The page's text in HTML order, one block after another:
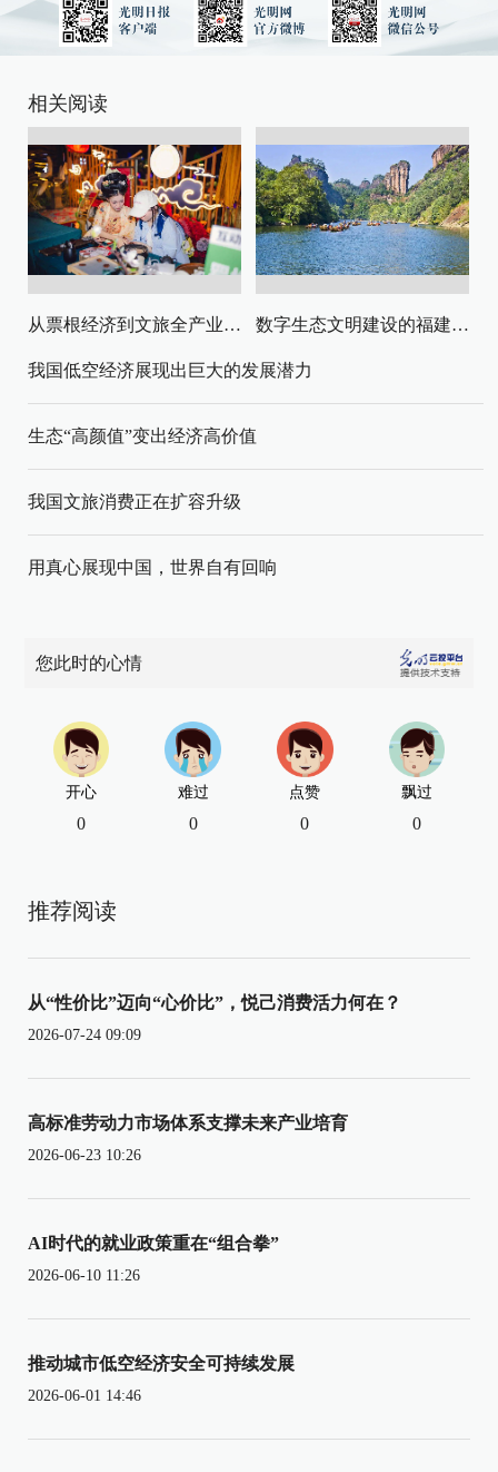
相关阅读
从票根经济到文旅全产业链升级 数字生态文明建设的福建路径与启示
我国低空经济展现出巨大的发展潜力
生态“高颜值”变出经济高价值
我国文旅消费正在扩容升级
用真心展现中国，世界自有回响
您此时的心情
开心
0
难过
0
点赞
0
飘过
0
推荐阅读
从“性价比”迈向“心价比”，悦己消费活力何在？
2026-07-24 09:09
高标准劳动力市场体系支撑未来产业培育
2026-06-23 10:26
AI时代的就业政策重在“组合拳”
2026-06-10 11:26
推动城市低空经济安全可持续发展
2026-06-01 14:46